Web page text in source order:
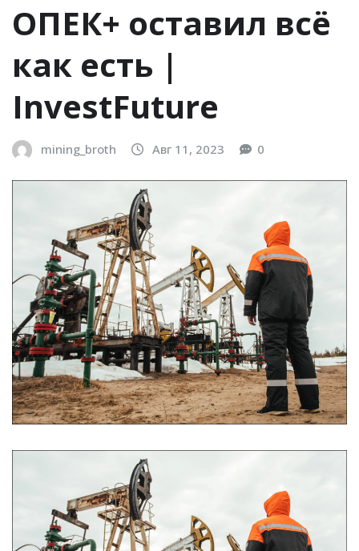
ОПЕК+ оставил всё
как есть |
InvestFuture
mining_broth Авг 11, 2023 0